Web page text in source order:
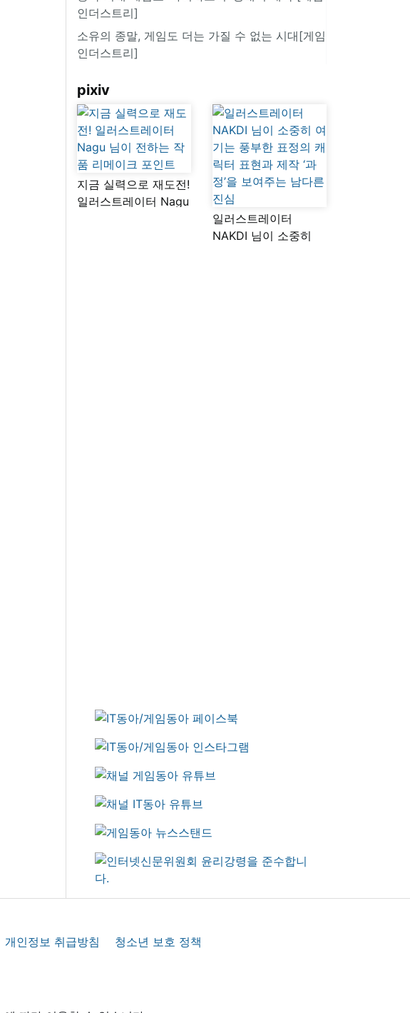
인더스트리]
소유의 종말, 게임도 더는 가질 수 없는 시대[게임
인더스트리]
pixiv
지금 실력으로 재도전!
일러스트레이터 Nagu
일러스트레이터
NAKDI 님이 소중히
개인정보 취급방침
청소년 보호 정책